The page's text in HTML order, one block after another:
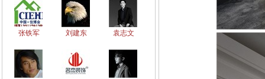
张铁军 刘建东 袁志文